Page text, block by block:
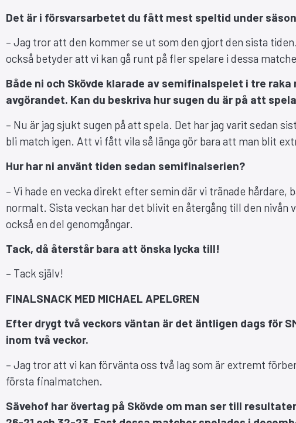
Det är i försvarsarbetet du fått mest speltid under
– Jag tror att den kommer se ut som den gjort den sista
också betyder att vi kan gå runt på fler spelare i dessa
Både ni och Skövde klarade av semifinalspelet i tre
avgörandet. Kan du beskriva hur sugen du är på att
– Nu är jag sjukt sugen på att spela. Det har jag varit sedan
bli match igen. Att vi fått vila så länga gör bara att man blit
Hur har ni använt tiden sedan semifinalserien?
– Vi hade en vecka direkt efter semin där vi tränade hårdare,
normalt. Sista veckan har det blivit en återgång till den
också en del genomgångar.
Tack, då återstår bara att önska lycka till!
– Tack själv!
FINALSNACK MED MICHAEL APELGREN
Efter drygt två veckors väntan är det äntligen dags för
inom två veckor.
– Jag tror att vi kan förvänta oss två lag som är extremt
första finalmatchen.
Sävehof har övertag på Skövde om man ser till